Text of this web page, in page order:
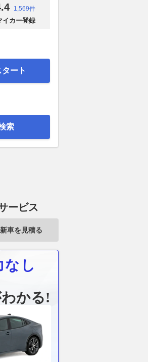
モデル「M2 CS エディショ
エッジ」
グーネット
4 1,569件
イカー登録
ート
索
ービス
新車を見積る
なし
かる!